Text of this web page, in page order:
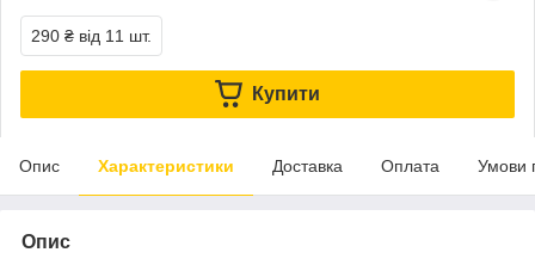
290 ₴ від 11 шт.
Купити
Опис Характеристики Доставка Оплата Умови
Опис